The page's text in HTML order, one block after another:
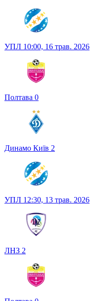
УПЛ 10:00, 16 трав. 2026
Полтава 0
Динамо Київ 2
УПЛ 12:30, 13 трав. 2026
ЛНЗ 2